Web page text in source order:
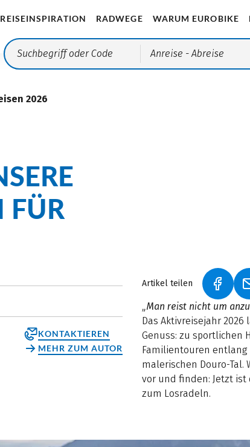
REISEINSPIRATION RADWEGE WARUM EUROBIKE
Anreise - Abreise
2026
FÜR
KONTAKTIEREN
MEHR ZUM AUTOR
Artikel teilen (LINK
„Man reist nicht um
Das Aktivreisejahr
Genuss: zu sportlichen
Familientouren entlang
malerischen Douro-
vor und finden: Jetzt ist
zum Losradeln.